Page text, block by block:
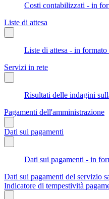
Costi contabilizzati - in
Liste di attesa
Liste di attesa - in formato
Servizi in rete
Risultati delle indagini
Pagamenti dell'amministrazione
Dati sui pagamenti
Dati sui pagamenti - in
Dati sui pagamenti del servizio
Indicatore di tempestività